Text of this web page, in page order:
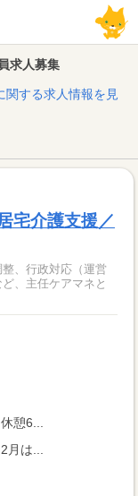
求人募集
関する求人情報を見
宅介護支援／
、行政対応（運営
、主任ケアマネと
憩6...
月は...